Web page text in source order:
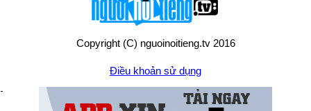
Copyright (C) nguoinoitieng.tv 2016
Điều khoản sử dụng